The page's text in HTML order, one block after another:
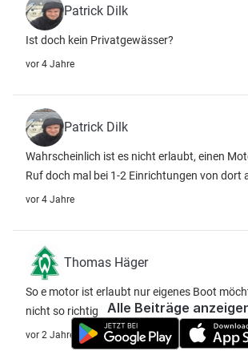
Patrick Dilk
Ist doch kein Privatgewässer?
vor 4 Jahre
Patrick Dilk
Wahrscheinlich ist es nicht erlaubt, einen
Ruf doch mal bei 1-2 Einrichtungen von dort
vor 4 Jahre
Thomas Häger
So e motor ist erlaubt nur eigenes Boot
nicht so richtig
vor 2 Jahre
Alle Beiträge